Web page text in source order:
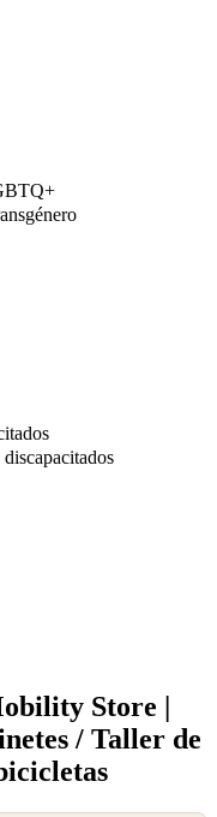
Store |
/ Taller de